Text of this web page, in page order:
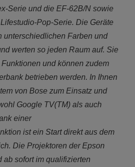
Serie und die EF-62B/N sowie
Pop-Serie. Die Geräte
unterschiedlichen Farben und
werten so jeden Raum auf. Sie
und können zudem
betrieben werden. In Ihnen
von Bose zum Einsatz und
Google TV(TM) als auch
einer
ist ein Start direkt aus dem
Die Projektoren der Epson
ab sofort im qualifizierten